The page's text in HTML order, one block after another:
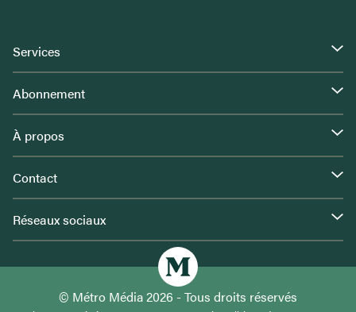
Services
Abonnement
À propos
Contact
Réseaux sociaux
© Métro Média 2026 - Tous droits réservés